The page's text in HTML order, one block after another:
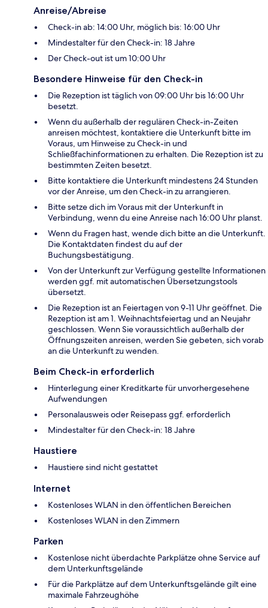
Anreise/Abreise
Check-in ab: 14:00 Uhr, möglich bis: 16:00 Uhr
Mindestalter für den Check-in: 18 Jahre
Der Check-out ist um 10:00 Uhr
Besondere Hinweise für den Check-in
Die Rezeption ist täglich von 09:00 Uhr bis 16:00 Uhr
besetzt.
Wenn du außerhalb der regulären Check-in-Zeiten
anreisen möchtest, kontaktiere die Unterkunft bitte im
Voraus, um Hinweise zu Check-in und
Schließfachinformationen zu erhalten. Die Rezeption ist zu
bestimmten Zeiten besetzt.
Bitte kontaktiere die Unterkunft mindestens 24 Stunden
vor der Anreise, um den Check-in zu arrangieren.
Bitte setze dich im Voraus mit der Unterkunft in
Verbindung, wenn du eine Anreise nach 16:00 Uhr planst.
Wenn du Fragen hast, wende dich bitte an die Unterkunft.
Die Kontaktdaten findest du auf der
Buchungsbestätigung.
Von der Unterkunft zur Verfügung gestellte Informationen
werden ggf. mit automatischen Übersetzungstools
übersetzt.
Die Rezeption ist an Feiertagen von 9-11 Uhr geöffnet. Die
Rezeption ist am 1. Weihnachtsfeiertag und an Neujahr
geschlossen. Wenn Sie voraussichtlich außerhalb der
Öffnungszeiten anreisen, werden Sie gebeten, sich vorab
an die Unterkunft zu wenden.
Beim Check-in erforderlich
Hinterlegung einer Kreditkarte für unvorhergesehene
Aufwendungen
Personalausweis oder Reisepass ggf. erforderlich
Mindestalter für den Check-in: 18 Jahre
Haustiere
Haustiere sind nicht gestattet
Internet
Kostenloses WLAN in den öffentlichen Bereichen
Kostenloses WLAN in den Zimmern
Parken
Kostenlose nicht überdachte Parkplätze ohne Service auf
dem Unterkunftsgelände
Für die Parkplätze auf dem Unterkunftsgelände gilt eine
maximale Fahrzeughöhe